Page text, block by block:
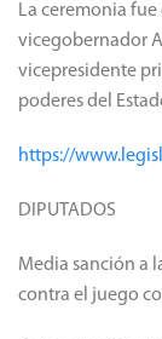
La ceremonia
vicegobernador
vicepresidente
poderes del
https://
DIPUTADOS
Media sanción a
contra el juego